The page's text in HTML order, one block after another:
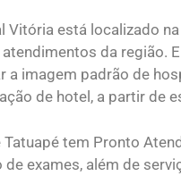
Vitória está localizado
da região.
a imagem padrão de
de hotel, a partir de
Tatuapé tem Pronto
de exames, além de